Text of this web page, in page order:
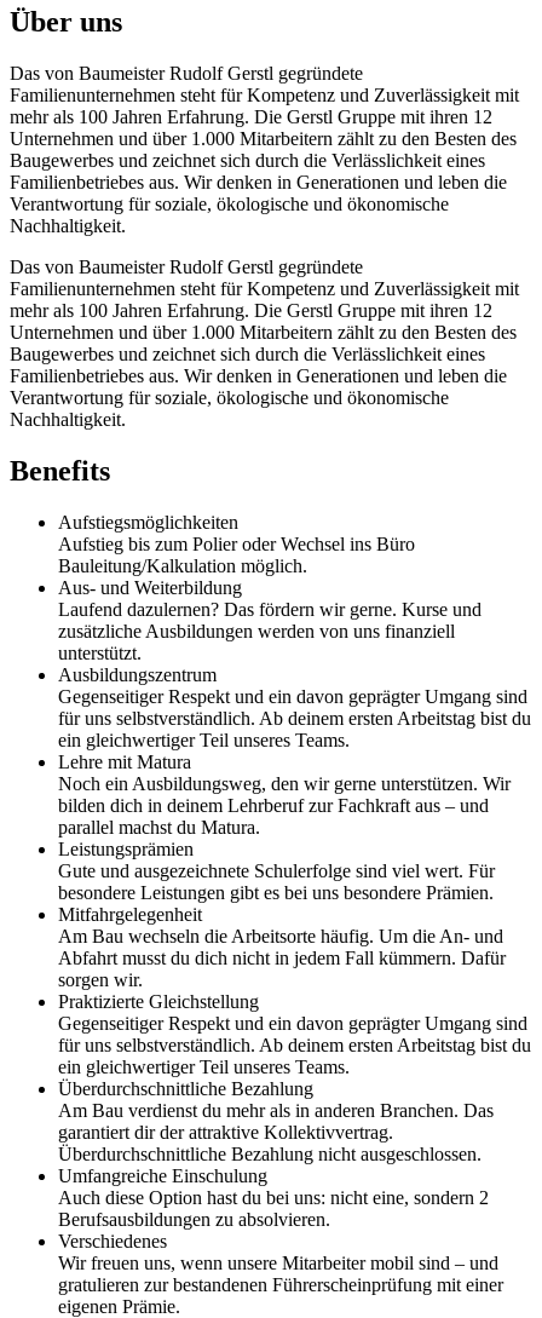
Über uns
Das von Baumeister Rudolf Gerstl gegründete
Familienunternehmen steht für Kompetenz und Zuverlässigkeit mit
mehr als 100 Jahren Erfahrung. Die Gerstl Gruppe mit ihren 12
Unternehmen und über 1.000 Mitarbeitern zählt zu den Besten des
Baugewerbes und zeichnet sich durch die Verlässlichkeit eines
Familienbetriebes aus. Wir denken in Generationen und leben die
Verantwortung für soziale, ökologische und ökonomische
Nachhaltigkeit.
Das von Baumeister Rudolf Gerstl gegründete
Familienunternehmen steht für Kompetenz und Zuverlässigkeit mit
mehr als 100 Jahren Erfahrung. Die Gerstl Gruppe mit ihren 12
Unternehmen und über 1.000 Mitarbeitern zählt zu den Besten des
Baugewerbes und zeichnet sich durch die Verlässlichkeit eines
Familienbetriebes aus. Wir denken in Generationen und leben die
Verantwortung für soziale, ökologische und ökonomische
Nachhaltigkeit.
Benefits
Aufstiegsmöglichkeiten
Aufstieg bis zum Polier oder Wechsel ins Büro
Bauleitung/Kalkulation möglich.
Aus- und Weiterbildung
Laufend dazulernen? Das fördern wir gerne. Kurse und
zusätzliche Ausbildungen werden von uns finanziell
unterstützt.
Ausbildungszentrum
Gegenseitiger Respekt und ein davon geprägter Umgang sind
für uns selbstverständlich. Ab deinem ersten Arbeitstag bist du
ein gleichwertiger Teil unseres Teams.
Lehre mit Matura
Noch ein Ausbildungsweg, den wir gerne unterstützen. Wir
bilden dich in deinem Lehrberuf zur Fachkraft aus – und
parallel machst du Matura.
Leistungsprämien
Gute und ausgezeichnete Schulerfolge sind viel wert. Für
besondere Leistungen gibt es bei uns besondere Prämien.
Mitfahrgelegenheit
Am Bau wechseln die Arbeitsorte häufig. Um die An- und
Abfahrt musst du dich nicht in jedem Fall kümmern. Dafür
sorgen wir.
Praktizierte Gleichstellung
Gegenseitiger Respekt und ein davon geprägter Umgang sind
für uns selbstverständlich. Ab deinem ersten Arbeitstag bist du
ein gleichwertiger Teil unseres Teams.
Überdurchschnittliche Bezahlung
Am Bau verdienst du mehr als in anderen Branchen. Das
garantiert dir der attraktive Kollektivvertrag.
Überdurchschnittliche Bezahlung nicht ausgeschlossen.
Umfangreiche Einschulung
Auch diese Option hast du bei uns: nicht eine, sondern 2
Berufsausbildungen zu absolvieren.
Verschiedenes
Wir freuen uns, wenn unsere Mitarbeiter mobil sind – und
gratulieren zur bestandenen Führerscheinprüfung mit einer
eigenen Prämie.